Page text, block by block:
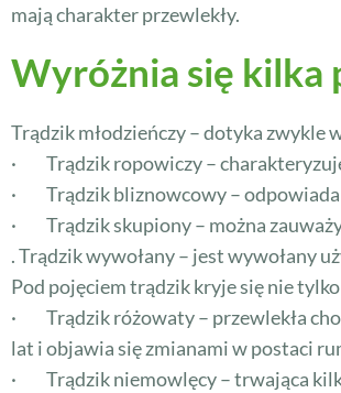
mają charakter przewlekły.
Wyróżnia się kilka
Trądzik młodzieńczy – dotyka
· Trądzik ropowiczy –
· Trądzik bliznowcowy – odpowiada
· Trądzik skupiony – można
. Trądzik wywołany – jest wywołany
Pod pojęciem trądzik kryje się nie
· Trądzik różowaty – przewlekła
lat i objawia się zmianami w postaci
· Trądzik niemowlęcy – trwająca